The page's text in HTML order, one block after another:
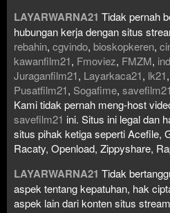
LAYARWARNA21 Tidak pernah
hubungan kerja dengan situs
rebahin, cgvindo, bioskopkeren,
kawanfilm21, Fmoviez, FMZM,
Juraganfilm21, Layarkaca21, lk21,
Pusatfilm21, Sogafime, savefilm21
Kami tidak pernah meng-host
savefilm21 ini. Situs ini legal dan
situs pihak ketiga seperti Acefile,
Racaty, Openload, Zippyshare,
LAYARWARNA21 Tidak
aspek tentang kepatuhan, hak
aspek lain dari konten situs